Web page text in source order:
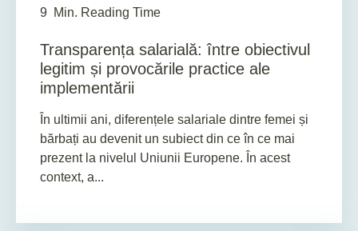
9 Min. Reading Time
Transparența salarială: între obiectivul
legitim și provocările practice ale
implementării
În ultimii ani, diferențele salariale dintre femei și
bărbați au devenit un subiect din ce în ce mai
prezent la nivelul Uniunii Europene. În acest
context, a...